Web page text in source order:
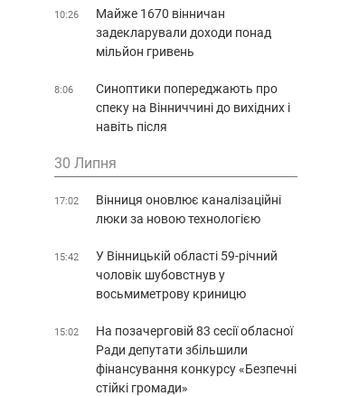
10:26
Майже 1670 вінничан
задекларували доходи понад
мільйон гривень
8:06
Синоптики попереджають про
спеку на Вінниччині до вихідних і
навіть після
30 Липня
17:02
Вінниця оновлює каналізаційні
люки за новою технологією
15:42
У Вінницькій області 59-річний
чоловік шубовстнув у
восьмиметрову криницю
15:02
На позачерговій 83 сесії обласної
Ради депутати збільшили
фінансування конкурсу «Безпечні
стійкі громади»